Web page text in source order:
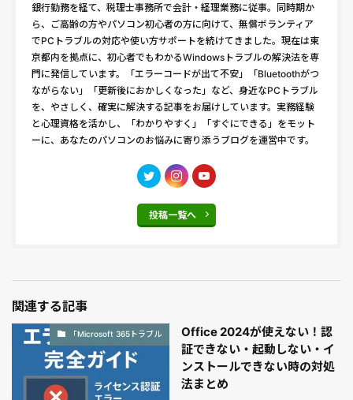
銀行勤務を経て、税理士事務所で会計・経理業務に従事。同時期か
ら、ご高齢の方やパソコン初心者の方に向けて、無償ボランティア
でPCトラブルの対応や使い方サポートを続けてきました。現在は東
京都内を拠点に、初心者でもわかるWindowsトラブルの解決法を専
門に発信しています。「エラーコードが出て不安」「Bluetoothがつ
ながらない」「更新後におかしくなった」など、身近なPCトラブル
を、やさしく、確実に解決する記事をお届けしています。実務経験
と心理資格を活かし、「わかりやすく」「すぐにできる」をモット
ーに、あなたのパソコンのお悩みに寄り添うブログを運営中です。
投稿一覧へ
関連する記事
「Microsoft 365トラブル
Office 2024が使えない！認
証できない・起動しない・イ
ンストールできない時の対処
法まとめ